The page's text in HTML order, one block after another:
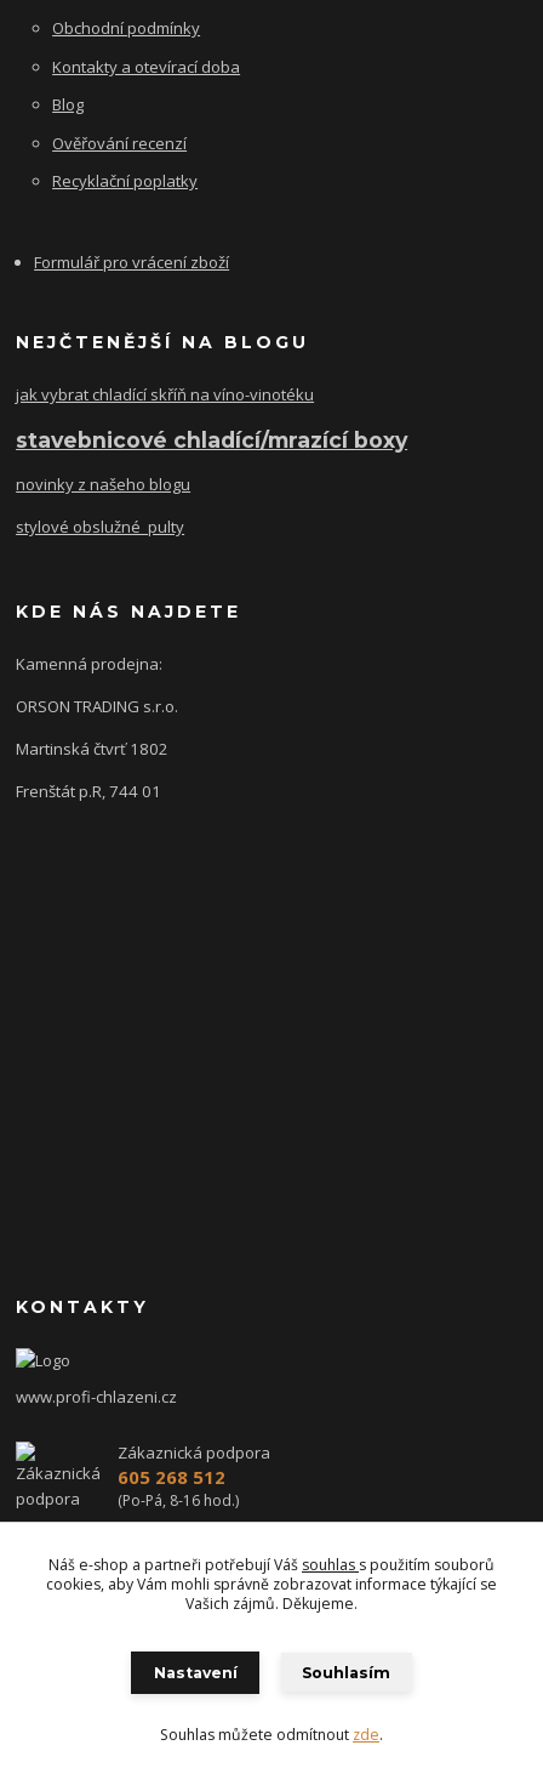
Obchodní podmínky
Kontakty a otevírací doba
Blog
Ověřování recenzí
Recyklační poplatky
Formulář pro vrácení zboží
NEJČTENĚJŠÍ NA BLOGU
jak vybrat chladící skříň na víno-vinotéku
stavebnicové chladící/mrazící boxy
novinky z našeho blogu
stylové obslužné pulty
KDE NÁS NAJDETE
Kamenná prodejna:
ORSON TRADING s.r.o.
Martinská čtvrť 1802
Frenštát p.R, 744 01
KONTAKTY
www.profi-chlazeni.cz
Zákaznická podpora
605 268 512
(Po-Pá, 8-16 hod.)
Náš e-shop a partneři potřebují Váš souhlas s použitím souborů
cookies, aby Vám mohli správně zobrazovat informace týkající se
Vašich zájmů. Děkujeme.
Nastavení Souhlasím
Souhlas můžete odmítnout zde.